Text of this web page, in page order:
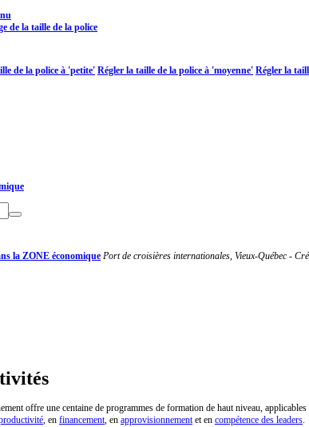
de la taille de la police
de la police à 'petite' Régler la taille de la police à 'moyenne' Régler la
la ZONE économique Port de croisières internationales, Vieux-Québec -
offre une centaine de programmes de formation de haut niveau,
, en financement, en approvisionnementet en compétence des leaders.